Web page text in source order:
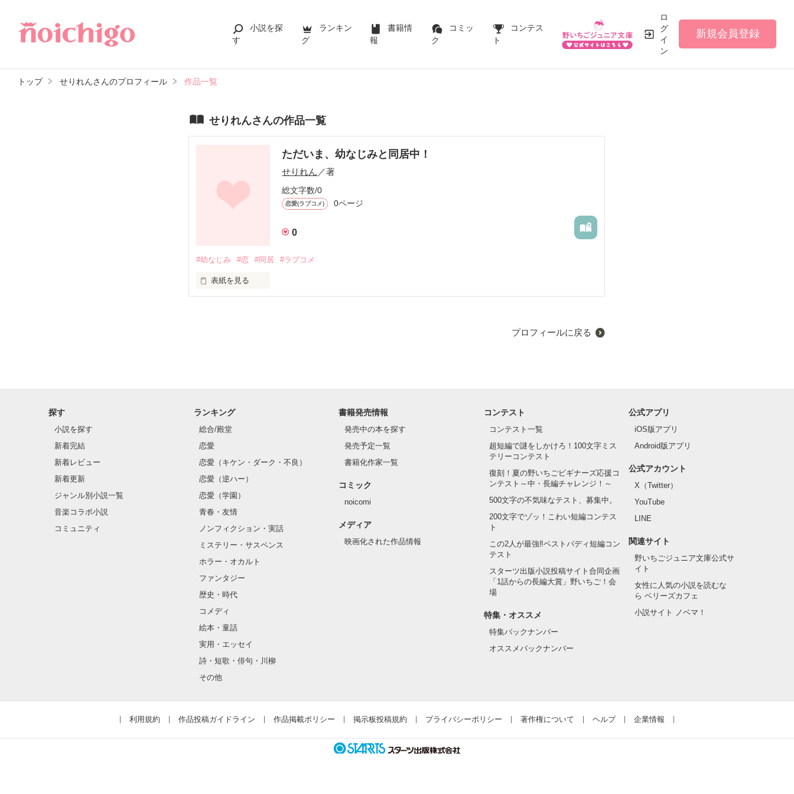
小説を探
す
ランキン
グ
書籍情
報
コミッ
ク
コンテス
ト
ロ
グ
イ
ン
新規会員登録
トップ せりれんさんのプロフィール 作品一覧
せりれんさんの作品一覧
ただいま、幼なじみと同居中！
せりれん ／著
総文字数/0
恋愛(ラブコメ) 0ページ
0
#幼なじみ #恋 #同居 #ラブコメ
表紙を見る
プロフィールに戻る
探す
小説を探す
新着完結
新着レビュー
新着更新
ジャンル別小説一覧
音楽コラボ小説
コミュニティ
ランキング
総合/殿堂
恋愛
恋愛（キケン・ダーク・不良）
恋愛（逆ハー）
恋愛（学園）
青春・友情
ノンフィクション・実話
ミステリー・サスペンス
ホラー・オカルト
ファンタジー
歴史・時代
コメディ
絵本・童話
実用・エッセイ
詩・短歌・俳句・川柳
その他
書籍発売情報
発売中の本を探す
発売予定一覧
書籍化作家一覧
コミック
noicomi
メディア
映画化された作品情報
コンテスト
コンテスト一覧
超短編で謎をしかけろ！100文字ミス
テリーコンテスト
復刻！夏の野いちごビギナーズ応援コ
ンテスト～中・長編チャレンジ！～
500文字の不気味なテスト、募集中。
200文字でゾッ！こわい短編コンテス
ト
この2人が最強‼ベストバディ短編コン
テスト
スターツ出版小説投稿サイト合同企画
「1話からの長編大賞」野いちご！会
場
特集・オススメ
特集バックナンバー
オススメバックナンバー
公式アプリ
iOS版アプリ
Android版アプリ
公式アカウント
X（Twitter）
YouTube
LINE
関連サイト
野いちごジュニア文庫公式サ
イト
女性に人気の小説を読むな
ら ベリーズカフェ
小説サイト ノベマ！
利用規約 作品投稿ガイドライン 作品掲載ポリシー 掲示板投稿規約 プライバシーポリシー 著作権について ヘルプ 企業情報